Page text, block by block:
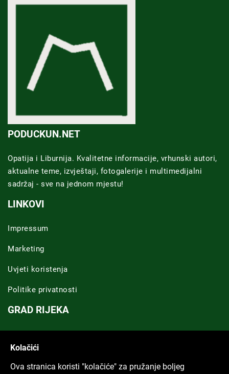
PODUCKUN.NET
Opatija i Liburnija. Kvalitetne informacije, vrhunski autori,
aktualne teme, izvještaji, fotogalerije i multimedijalni
sadržaj - sve na jednom mjestu!
LINKOVI
Impressum
Marketing
Uvjeti koristenja
Politike privatnosti
GRAD RIJEKA
Kolačići
Ova stranica koristi "kolačiće" za pružanje boljeg